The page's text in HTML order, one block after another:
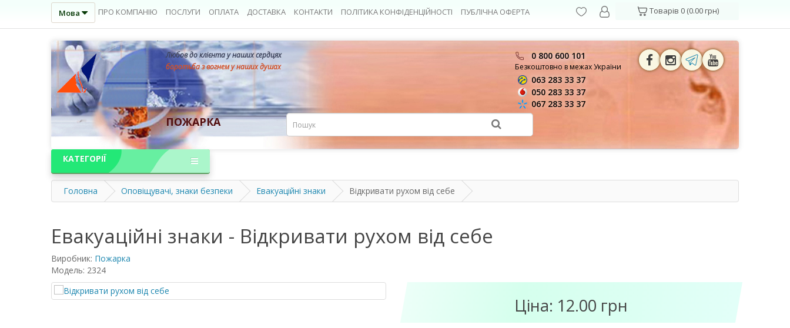
Мова ПРО КОМПАНІЮ ПОСЛУГИ ОПЛАТА ДОСТАВКА КОНТАКТИ ПОЛІТИКА КОНФІДЕНЦІЙНОСТІ ПУБЛІЧНА ОФЕРТА Товарів 0 (0.00 грн)
Любов до клієнта у наших сердцях
боротьба з вогнем у наших душах
ПОЖАРКА
0 800 600 101
Безкоштовно в межах України
063 283 33 37
050 283 33 37
067 283 33 37
КАТЕГОРІЇ
Головна Оповіщувачі, знаки безпеки Евакуаційні знаки Відкривати рухом від себе
Евакуаційні знаки - Відкривати рухом від себе
Виробник: Пожарка
Модель: 2324
Ціна: 12.00 грн